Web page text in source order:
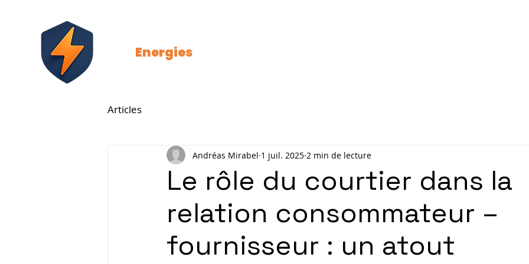
Energies
Articles
Le rôle du courtier dans la
relation consommateur –
fournisseur : un atout
Andréas Mirabel 1 juil. 2025 2 min de lecture